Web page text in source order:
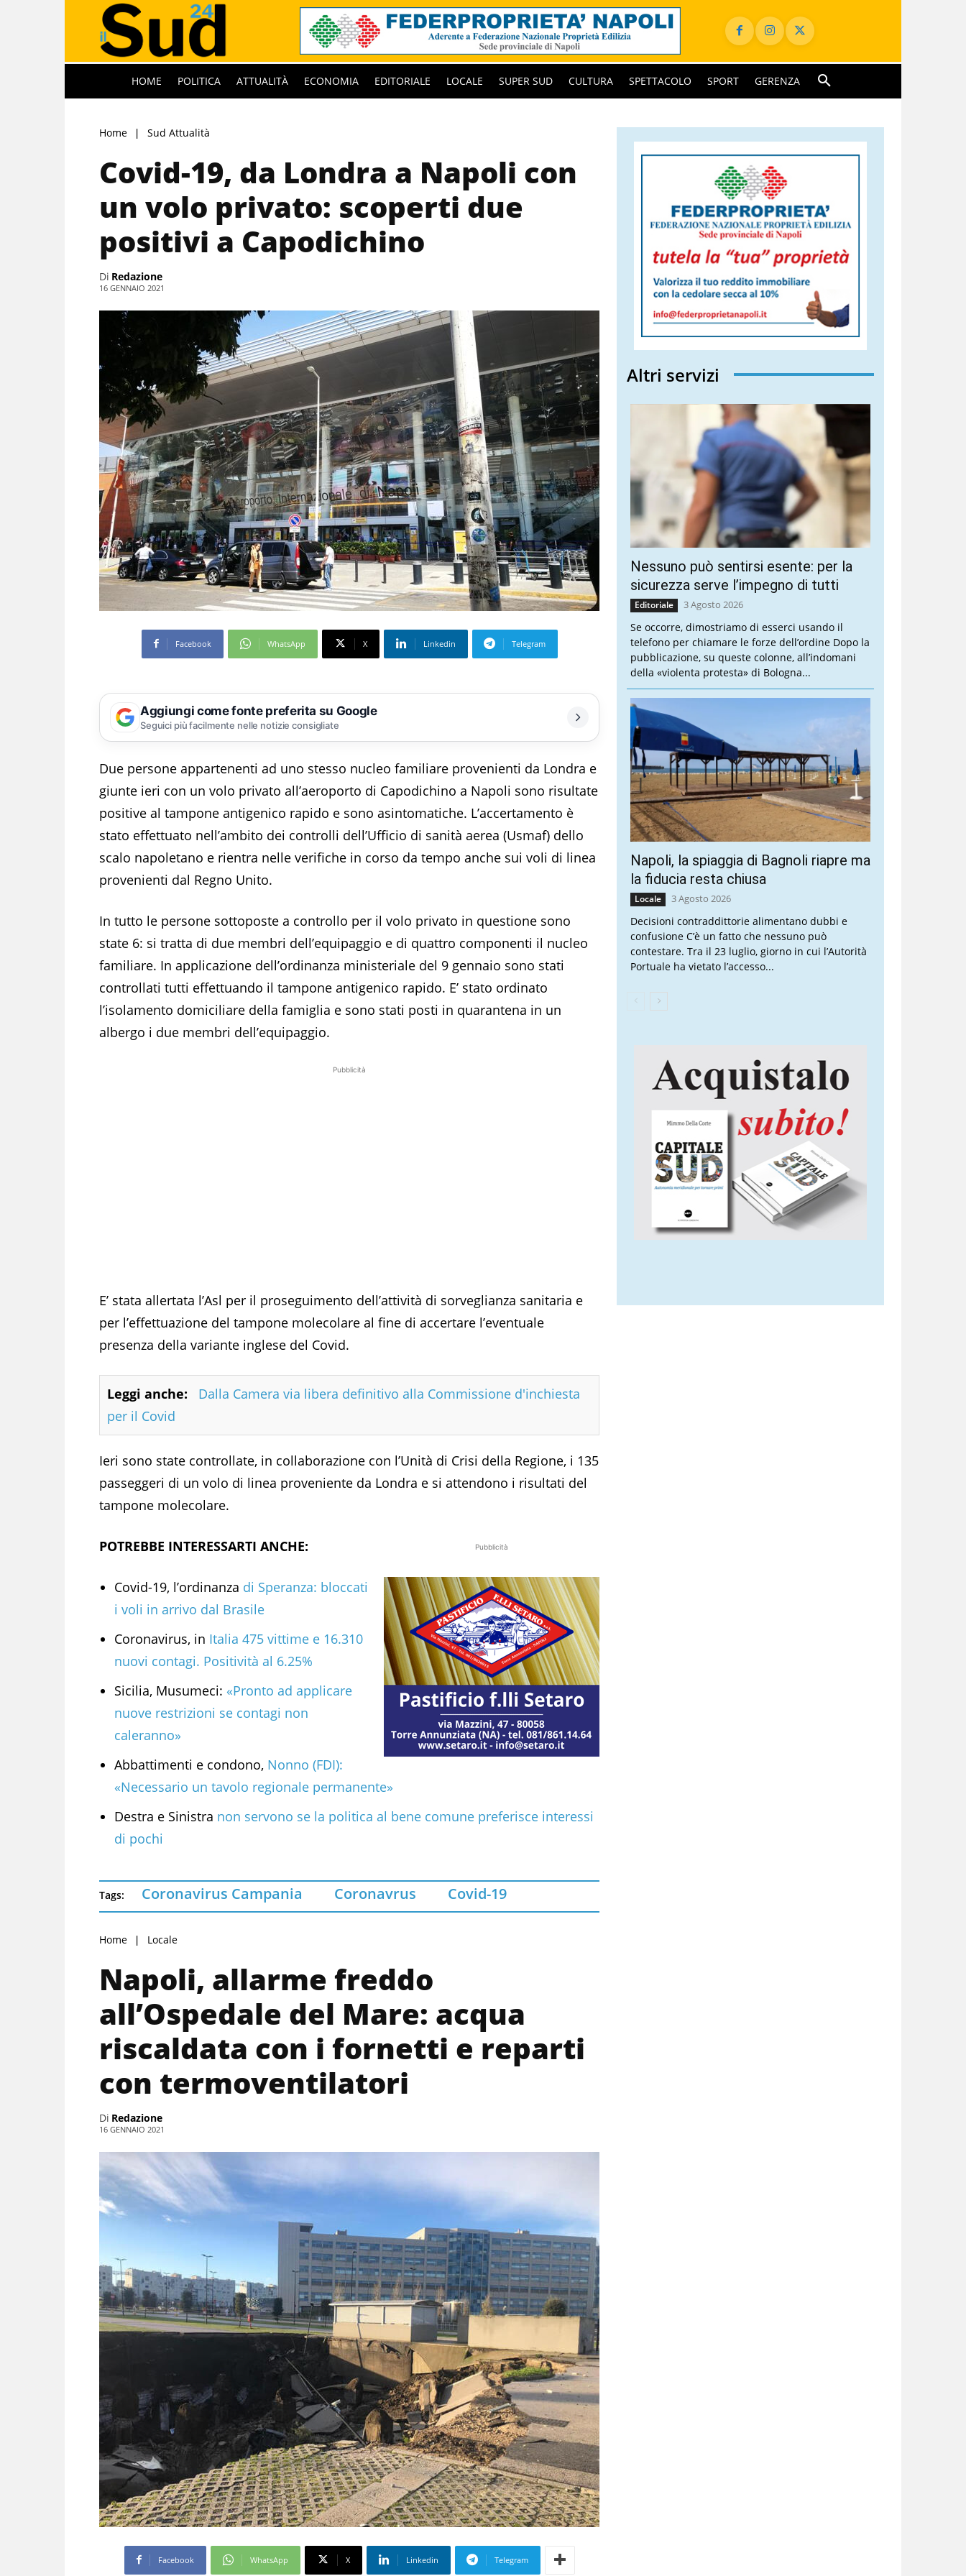
HOME POLITICA ATTUALITÀ ECONOMIA EDITORIALE LOCALE SUPER SUD CULTURA SPETTACOLO SPORT GERENZA
Home Sud Attualità
Covid-19, da Londra a Napoli con
un volo privato: scoperti due
positivi a Capodichino
Di Redazione
16 GENNAIO 2021
Facebook WhatsApp X Linkedin Telegram
Aggiungi come fonte preferita su Google
Seguici più facilmente nelle notizie consigliate
Due persone appartenenti ad uno stesso nucleo familiare provenienti da Londra e
giunte ieri con un volo privato all’aeroporto di Capodichino a Napoli sono risultate
positive al tampone antigenico rapido e sono asintomatiche. L’accertamento è
stato effettuato nell’ambito dei controlli dell’Ufficio di sanità aerea (Usmaf) dello
scalo napoletano e rientra nelle verifiche in corso da tempo anche sui voli di linea
provenienti dal Regno Unito.
In tutto le persone sottoposte a controllo per il volo privato in questione sono
state 6: si tratta di due membri dell’equipaggio e di quattro componenti il nucleo
familiare. In applicazione dell’ordinanza ministeriale del 9 gennaio sono stati
controllati tutti effettuando il tampone antigenico rapido. E’ stato ordinato
l’isolamento domiciliare della famiglia e sono stati posti in quarantena in un
albergo i due membri dell’equipaggio.
Pubblicità
E’ stata allertata l’Asl per il proseguimento dell’attività di sorveglianza sanitaria e
per l’effettuazione del tampone molecolare al fine di accertare l’eventuale
presenza della variante inglese del Covid.
Leggi anche:
Dalla Camera via libera definitivo alla Commissione d'inchiesta
per il Covid
Ieri sono state controllate, in collaborazione con l’Unità di Crisi della Regione, i 135
passeggeri di un volo di linea proveniente da Londra e si attendono i risultati del
tampone molecolare.
Pubblicità
POTREBBE INTERESSARTI ANCHE:
Covid-19, l’ordinanza di Speranza: bloccati
i voli in arrivo dal Brasile
Coronavirus, in Italia 475 vittime e 16.310
nuovi contagi. Positività al 6.25%
Sicilia, Musumeci: «Pronto ad applicare
nuove restrizioni se contagi non
caleranno»
Abbattimenti e condono, Nonno (FDI):
«Necessario un tavolo regionale permanente»
Destra e Sinistra non servono se la politica al bene comune preferisce interessi
di pochi
Tags: Coronavirus Campania Coronavrus Covid-19
Home Locale
Napoli, allarme freddo
all’Ospedale del Mare: acqua
riscaldata con i fornetti e reparti
con termoventilatori
Di Redazione
16 GENNAIO 2021
Facebook WhatsApp X Linkedin Telegram
Altri servizi
Nessuno può sentirsi esente: per la
sicurezza serve l’impegno di tutti
Editoriale 3 Agosto 2026
Se occorre, dimostriamo di esserci usando il
telefono per chiamare le forze dell’ordine Dopo la
pubblicazione, su queste colonne, all’indomani
della «violenta protesta» di Bologna...
Napoli, la spiaggia di Bagnoli riapre ma
la fiducia resta chiusa
Locale 3 Agosto 2026
Decisioni contraddittorie alimentano dubbi e
confusione C’è un fatto che nessuno può
contestare. Tra il 23 luglio, giorno in cui l’Autorità
Portuale ha vietato l’accesso...